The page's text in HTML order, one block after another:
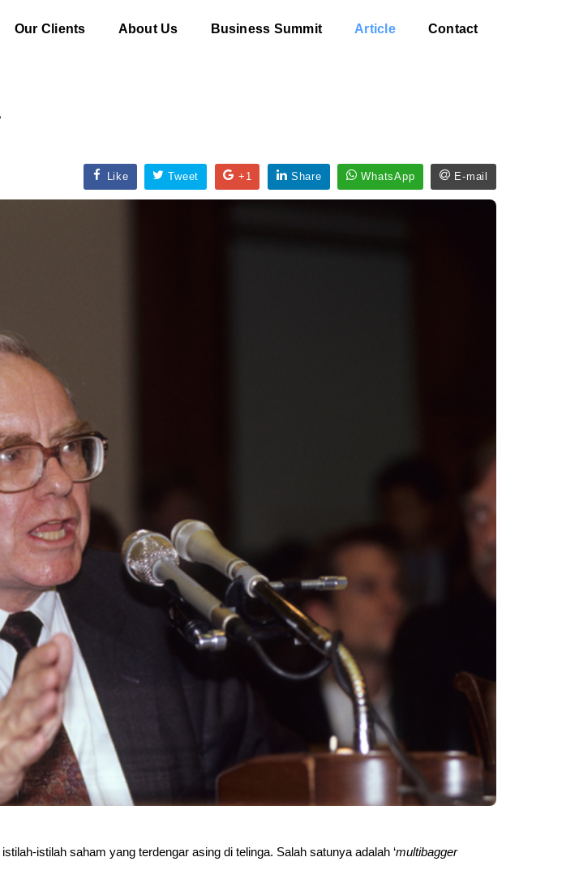
Our Clients About Us Business Summit Article Contact
Like Tweet +1 Share WhatsApp E-mail
istilah saham yang terdengar asing di telinga. Salah satunya adalah ‘multibagger